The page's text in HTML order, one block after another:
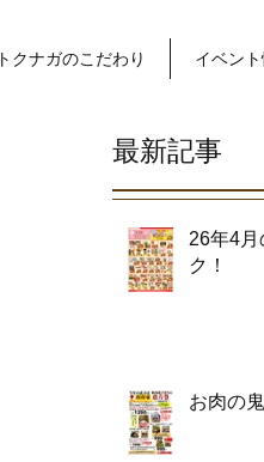
トクナガのこだわり イベン
最新記事
26年4月
ク！
お肉の